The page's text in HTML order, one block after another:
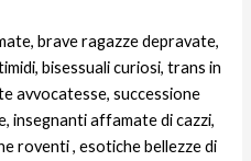
brave ragazze depravate,
bisessuali curiosi, trans in
avvocatesse, successione
insegnanti affamate di cazzi,
roventi , esotiche bellezze di